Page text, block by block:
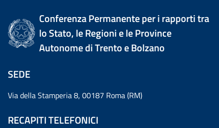
Conferenza Permanente per i rapporti tra
lo Stato, le Regioni e le Province
Autonome di Trento e Bolzano
SEDE
Via della Stamperia 8, 00187 Roma (RM)
RECAPITI TELEFONICI